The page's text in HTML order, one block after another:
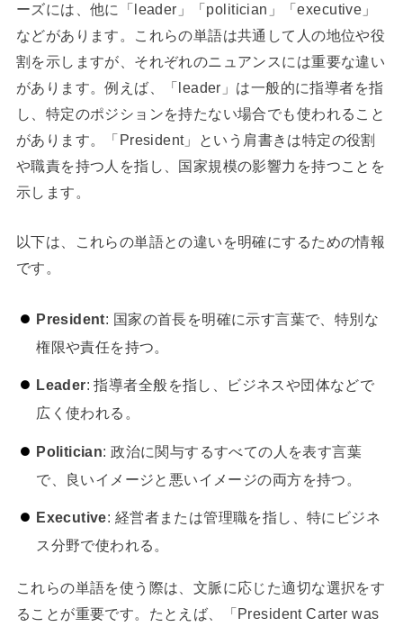
ーズには、他に「leader」「politician」「executive」
などがあります。これらの単語は共通して人の地位や役
割を示しますが、それぞれのニュアンスには重要な違い
があります。例えば、「leader」は一般的に指導者を指
し、特定のポジションを持たない場合でも使われること
があります。「President」という肩書きは特定の役割
や職責を持つ人を指し、国家規模の影響力を持つことを
示します。
以下は、これらの単語との違いを明確にするための情報
です。
President: 国家の首長を明確に示す言葉で、特別な
権限や責任を持つ。
Leader: 指導者全般を指し、ビジネスや団体などで
広く使われる。
Politician: 政治に関与するすべての人を表す言葉
で、良いイメージと悪いイメージの両方を持つ。
Executive: 経営者または管理職を指し、特にビジネ
ス分野で使われる。
これらの単語を使う際は、文脈に応じた適切な選択をす
ることが重要です。たとえば、「President Carter was